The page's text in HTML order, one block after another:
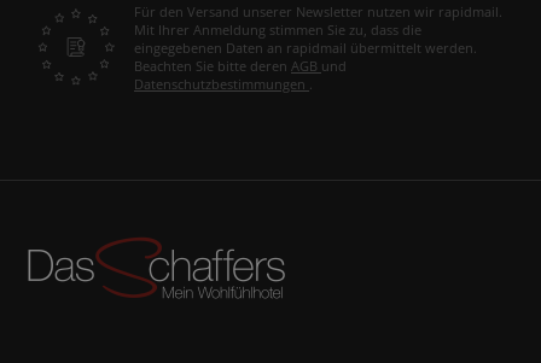
Für den Versand unserer Newsletter nutzen wir rapidmail.
Mit Ihrer Anmeldung stimmen Sie zu, dass die
eingegebenen Daten an rapidmail übermittelt werden.
Beachten Sie bitte deren AGB und
Datenschutzbestimmungen